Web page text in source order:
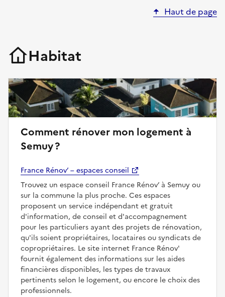
Haut de page
Habitat
Comment rénover mon logement à
Semuy ?
France Rénov’ – espaces conseil
Trouvez un espace conseil France Rénov’ à Semuy ou
sur la commune la plus proche. Ces espaces
proposent un service indépendant et gratuit
d'information, de conseil et d'accompagnement
pour les particuliers ayant des projets de rénovation,
qu'ils soient propriétaires, locataires ou syndicats de
copropriétaires. Le site internet France Rénov'
fournit également des informations sur les aides
financières disponibles, les types de travaux
pertinents selon le logement, ou encore le choix des
professionnels.